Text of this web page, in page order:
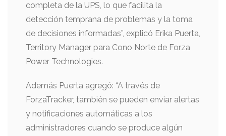
completa de la UPS, lo que facilita la
detección temprana de problemas y la toma
de decisiones informadas”, explicó Erika Puerta,
Territory Manager para Cono Norte de Forza
Power Technologies.
Además Puerta agregó: “A través de
ForzaTracker, también se pueden enviar alertas
y notificaciones automáticas a los
administradores cuando se produce algún